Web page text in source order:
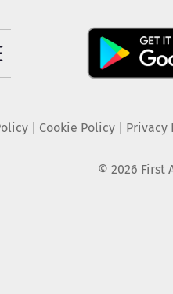
| Cookie Policy| Privacy
© 2026 First